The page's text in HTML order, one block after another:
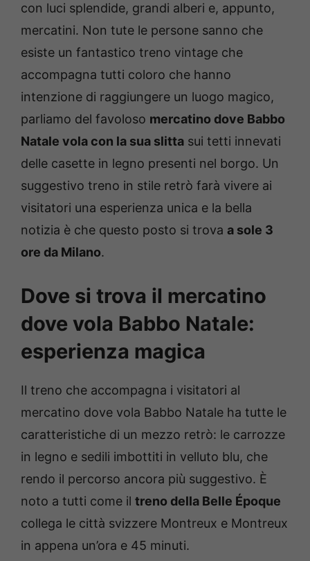
con luci splendide, grandi alberi e, appunto,
mercatini. Non tute le persone sanno che
esiste un fantastico treno vintage che
accompagna tutti coloro che hanno
intenzione di raggiungere un luogo magico,
parliamo del favoloso mercatino dove Babbo
Natale vola con la sua slitta sui tetti innevati
delle casette in legno presenti nel borgo. Un
suggestivo treno in stile retrò farà vivere ai
visitatori una esperienza unica e la bella
notizia è che questo posto si trova a sole 3
ore da Milano.
Dove si trova il mercatino
dove vola Babbo Natale:
esperienza magica
Il treno che accompagna i visitatori al
mercatino dove vola Babbo Natale ha tutte le
caratteristiche di un mezzo retrò: le carrozze
in legno e sedili imbottiti in velluto blu, che
rendo il percorso ancora più suggestivo. È
noto a tutti come il treno della Belle Époque
collega le città svizzere Montreux e Montreux
in appena un’ora e 45 minuti.